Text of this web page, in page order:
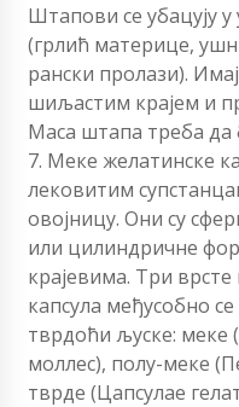
Штапови се убацују у
(грлић материце,
рански пролази).
шиљастим крајем и
Маса штапа треба да
7. Меке желатинске
лековитим
овојницу. Они су
или цилиндричне
крајевима. Три
капсула међусобно
тврдоћи љуске: меке
моллес), полу-меке
тврде (Цапсулае